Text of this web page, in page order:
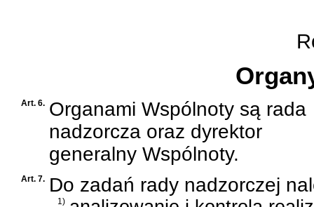
Art. 6. Organami Wspólnoty są rada
nadzorcza oraz dyrektor
generalny Wspólnoty.
Art. 7. Do zadań rady nadzorczej
1)